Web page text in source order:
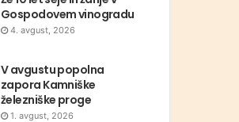
Gospodovem vinogradu
4. avgust, 2026
V avgustu popolna
zapora Kamniške
železniške proge
1. avgust, 2026